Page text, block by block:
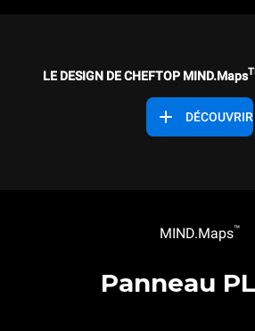
LE DESIGN DE CHEFTOP MIND.Maps
DÉCOUVRIR
MIND.Maps™
Panneau